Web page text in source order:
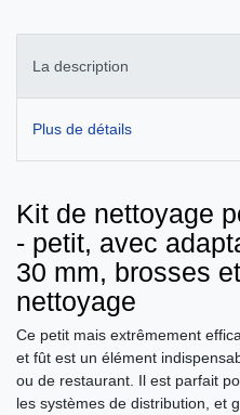
La description
Plus de détails
Kit de nettoyage
- petit, avec
30 mm, brosses
nettoyage
Ce petit mais extrêmement
et fût est un élément
ou de restaurant. Il est parfait
les systèmes de distribution, et